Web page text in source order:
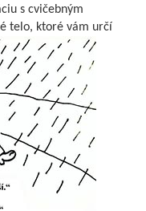
s cvičebným
telo, ktoré vám určí